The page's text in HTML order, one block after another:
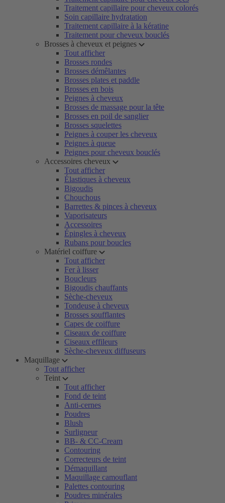
Traitement capillaire pour cheveux colorés
Soin capillaire hydratation
Traitement capillaire à la kératine
Traitement pour cheveux bouclés
Brosses à cheveux et peignes
Tout afficher
Brosses rondes
Brosses démêlantes
Brosses plates et paddle
Brosses en bois
Peignes à cheveux
Brosses de massage pour la tête
Brosses en poil de sanglier
Brosses squelettes
Peignes à couper les cheveux
Peignes à queue
Peignes pour cheveux bouclés
Accessoires cheveux
Tout afficher
Élastiques à cheveux
Bigoudis
Chouchous
Barrettes & pinces à cheveux
Vaporisateurs
Accessoires
Épingles à cheveux
Rubans pour boucles
Matériel coiffure
Tout afficher
Fer à lisser
Boucleurs
Bigoudis chauffants
Sèche-cheveux
Tondeuse à cheveux
Brosses soufflantes
Capes de coiffure
Ciseaux de coiffure
Ciseaux effileurs
Sèche-cheveux diffuseurs
Maquillage
Tout afficher
Teint
Tout afficher
Fond de teint
Anti-cernes
Poudres
Blush
Surligneur
BB- & CC-Cream
Contouring
Correcteurs de teint
Démaquillant
Maquillage camouflant
Palettes contouring
Poudres minérales